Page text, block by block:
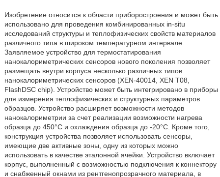
Изобретение относится к области приборостроения и может быть
использовано для проведения комбинированных in-situ
исследований структуры и теплофизических свойств материалов
различного типа в широком температурном интервале.
Заявляемое устройство для термостатирования
нанокалориметрических сенсоров нового поколения позволяет
размещать внутри корпуса несколько различных типов
нанокалориметрических сенсоров (XEN-40014, XEN Т08,
FlashDSC chip). Устройство может быть интегрировано в приборы
для измерения теплофизических и структурных параметров
образцов. Устройство расширяет возможности методов
нанокалориметрии за счет реализации возможности нагрева
образца до 450°С и охлаждения образца до -20°С. Кроме того,
конструкция устройства позволяет использовать сенсоры,
имеющие две активные зоны, одну из которых можно
использовать в качестве эталонной ячейки. Устройство включает
корпус, выполненный с возможностью подключения к коннектору
и снабженный окнами из рентгенопрозрачного материала, в